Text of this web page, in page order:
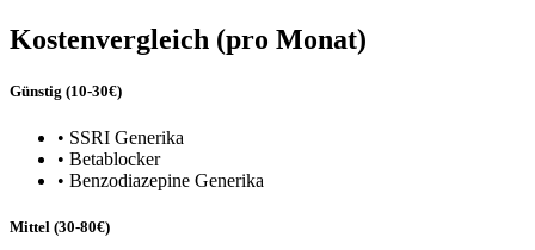
Kostenvergleich (pro Monat)
Günstig (10-30€)
• SSRI Generika
• Betablocker
• Benzodiazepine Generika
Mittel (30-80€)